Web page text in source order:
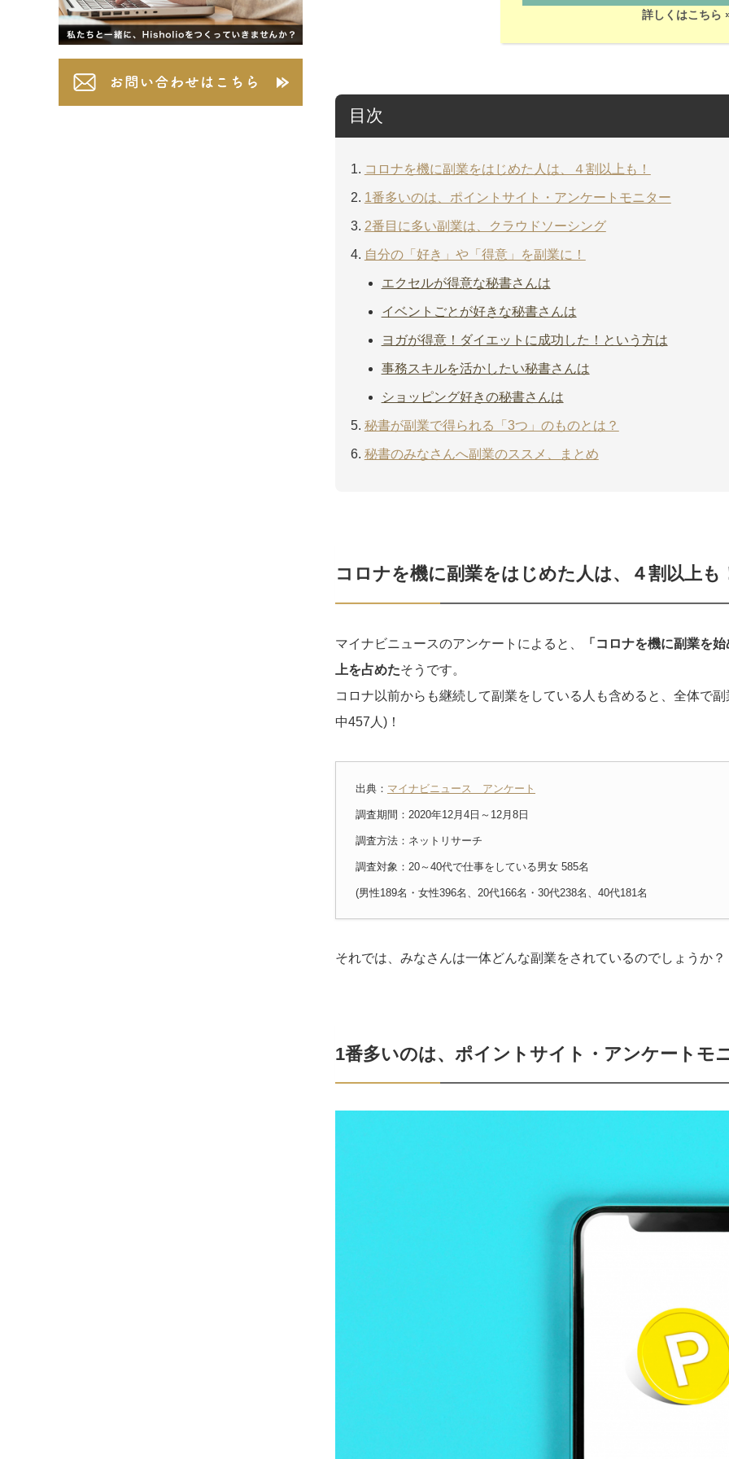
詳しくはこちら
目次
コロナを機に副業をはじめた人は、４割以上も！
1番多いのは、ポイントサイト・アンケートモニター
2番目に多い副業は、クラウドソーシング
自分の「好き」や「得意」を副業に！
エクセルが得意な秘書さんは
イベントごとが好きな秘書さんは
ヨガが得意！ダイエットに成功した！という方は
事務スキルを活かしたい秘書さんは
ショッピング好きの秘書さんは
秘書が副業で得られる「3つ」のものとは？
秘書のみなさんへ副業のススメ、まとめ
コロナを機に副業をはじめた人は、４割以上も
マイナビニュースのアンケートによると、
「コロナを機に副業を
上を占めたそうです。
コロナ以前からも継続して副業をしている人も含めると、全体で
中457人)！
出典： マイナビニュース アンケート
調査期間：2020年12月4日～12月8日
調査方法：ネットリサーチ
調査対象：20～40代で仕事をしている男女 585名
(男性189名・女性396名、20代166名・30代238名、40代181名
それでは、みなさんは一体どんな副業をされているのでしょうか？
1番多いのは、ポイントサイト・アンケートモ